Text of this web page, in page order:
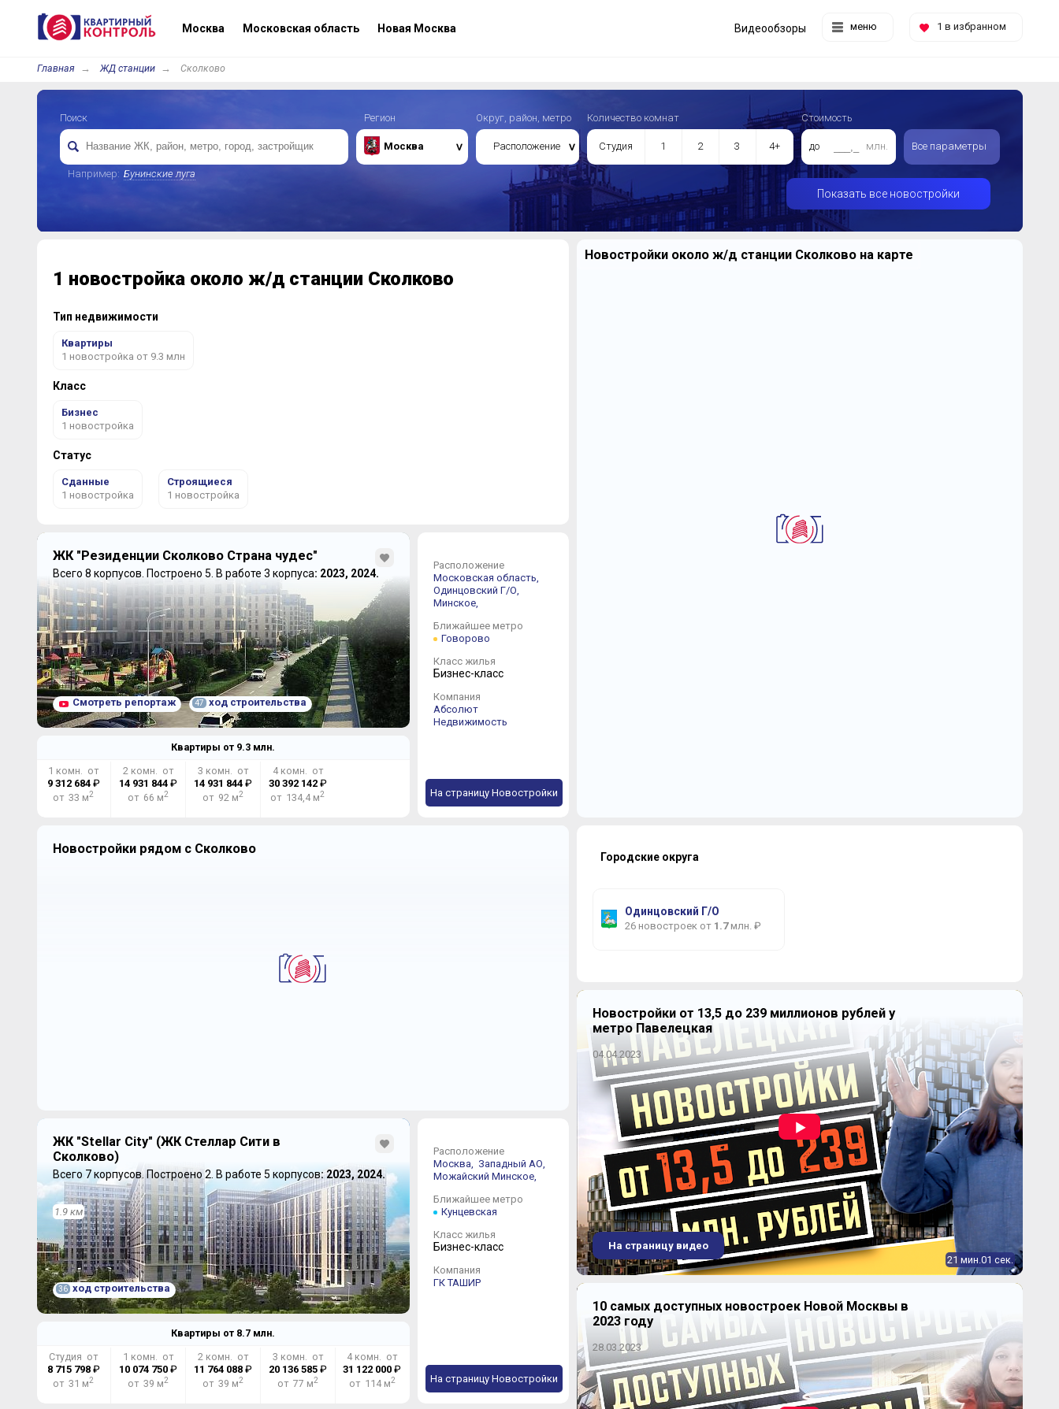
Москва Московская область Новая Москва меню 1 в избранном
Видеообзоры
Главная ЖД станции Сколково
Поиск
Например: Бунинские луга
Регион
Москва
Округ, район, метро
Расположение
Количество комнат
Студия 1 2 3 4+
Стоимость
до млн. Все параметры
Показать все новостройки
1 новостройка около ж/д станции Сколково
Тип недвижимости
Квартиры
1 новостройка от 9.3 млн
Класс
Бизнес
1 новостройка
Статус
Сданные
1 новостройка
Строящиеся
1 новостройка
ЖК "Резиденции Сколково Страна чудес"
Всего 8 корпусов. Построено 5. В работе 3 корпуса: 2023, 2024.
Смотреть репортаж 47 ход строительства
Квартиры от 9.3 млн.
1 комн. от
9 312 684₽
от 33 м2
2 комн. от
14 931 844 ₽
от 66 м2
3 комн. от
14 931 844₽
от 92 м2
4 комн. от
30 392 142₽
от 134,4 м2
Расположение
Московская область,
Одинцовский Г/О,
Минское,
Ближайшее метро
Говорово
Класс жилья
Бизнес-класс
Компания
Абсолют
Недвижимость
На страницу Новостройки
Новостройки рядом с Сколково
ЖК "Stellar City" (ЖК Стеллар Сити в
Сколково)
Всего 7 корпусов.Построено 2. В работе 5 корпусов: 2023, 2024.
1.9 км
36 ход строительства
Квартиры от 8.7 млн.
Студия от
8 715 798₽
от 31 м2
1 комн. от
10 074 750 ₽
от 39 м2
2 комн. от
11 764 088₽
от 39 м2
3 комн. от
20 136 585₽
от 77 м2
4 комн. от
31 122 000 ₽
от 114 м2
Расположение
Москва, Западный АО,
Можайский Минское,
Ближайшее метро
Кунцевская
Класс жилья
Бизнес-класс
Компания
ГК ТАШИР
На страницу Новостройки
Новостройки около ж/д станции Сколково на карте
Городские округа
Одинцовский Г/О
26 новостроек от 1.7млн. ₽
Новостройки от 13,5 до 239 миллионов рублей у
метро Павелецкая
04.04.2023
21 мин.01 сек.
На страницу видео
10 самых доступных новостроек Новой Москвы в
2023 году
28.03.2023